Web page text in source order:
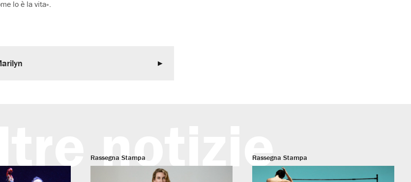
lo è la vita».
notizie
Rassegna Stampa Rassegna Stampa